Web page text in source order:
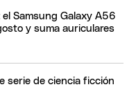
Samsung Galaxy A56
y suma auriculares
serie de ciencia ficción